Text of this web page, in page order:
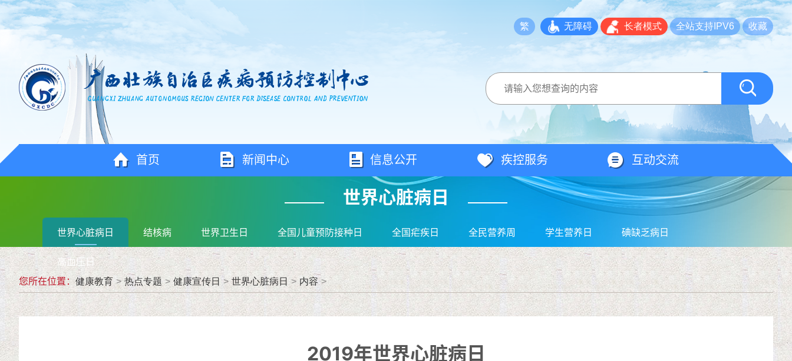
繁 无障碍 长者模式 全站支持IPV6 收藏
首页 新闻中心 信息公开 疾控服务 互动交流
世界心脏病日
世界心脏病日 结核病 世界卫生日 全国儿童预防接种日 全国疟疾日 全民营养周 学生营养日 碘缺乏病日
高血压日
您所在位置： 健康教育 > 热点专题 > 健康宣传日 > 世界心脏病日 > 内容 >
2019年世界心脏病日